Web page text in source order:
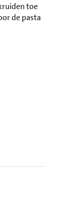
toe
de pasta